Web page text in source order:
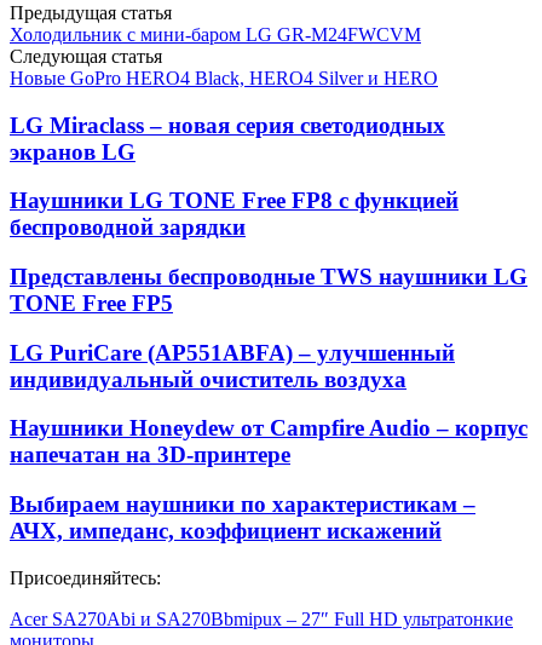
Предыдущая статья
Холодильник с мини-баром LG GR-M24FWCVM
Следующая статья
Новые GoPro HERO4 Black, HERO4 Silver и HERO
LG Miraclass – новая серия светодиодных
экранов LG
Наушники LG TONE Free FP8 с функцией
беспроводной зарядки
Представлены беспроводные TWS наушники LG
TONE Free FP5
LG PuriCare (AP551ABFA) – улучшенный
индивидуальный очиститель воздуха
Наушники Honeydew от Campfire Audio – корпус
напечатан на 3D-принтере
Выбираем наушники по характеристикам –
АЧХ, импеданс, коэффициент искажений
Присоединяйтесь:
Acer SA270Abi и SA270Bbmipux – 27″ Full HD ультратонкие
мониторы